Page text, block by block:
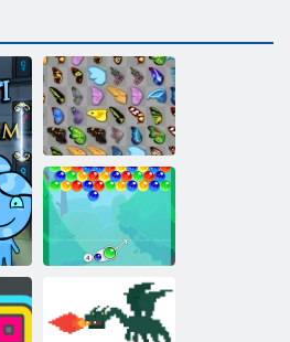
Drugelis kyodai
Burbulas